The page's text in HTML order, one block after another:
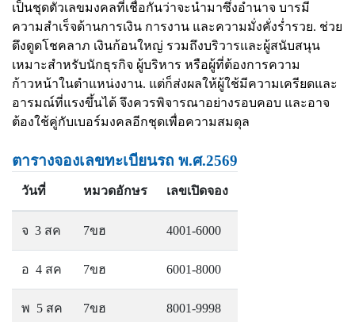
เป็นชุดตัวเลขมงคลที่เชื่อกันว่าจะนำมาซึ่งอำนาจ บารมี
ความสำเร็จด้านการเงิน การงาน และความมั่งคั่งร่ำรวย. ช่วย
ดึงดูดโชคลาภ เงินก้อนใหญ่ รวมถึงบริวารและผู้สนับสนุน
เหมาะสำหรับนักธุรกิจ ผู้บริหาร หรือผู้ที่ต้องการความ
ก้าวหน้าในตำแหน่งงาน. แต่ก็ส่งผลให้ผู้ใช้มีความเครียดและ
อารมณ์ที่แรงขึ้นได้ จึงควรพิจารณาอย่างรอบคอบ และอาจ
ต้องใช้คู่กับเบอร์มงคลอีกชุดเพื่อความสมดุล
ตารางจองเลขทะเบียนรถ พ.ศ.2569
วันที่ หมวดอักษร เลขเปิดจอง
จ 3 สค 7ขฮ 4001-6000
อ 4 สค 7ขฮ 6001-8000
พ 5 สค 7ขฮ 8001-9998